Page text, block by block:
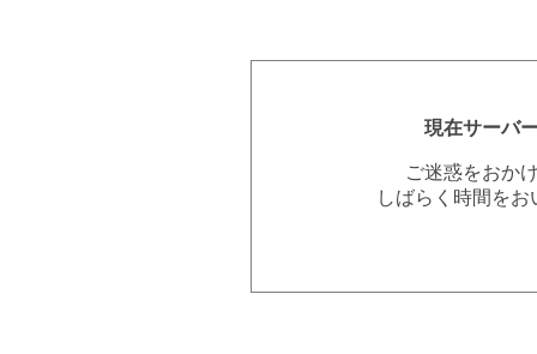
現在サーバ
ご迷惑をおか
しばらく時間を